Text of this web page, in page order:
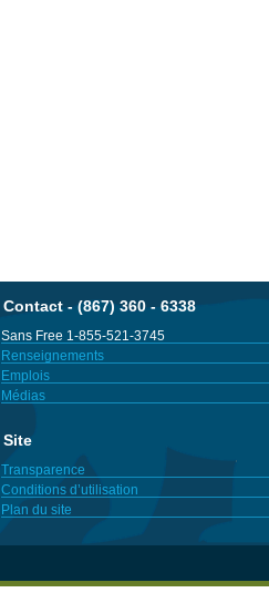
Contact - (867) 360 - 6338
Sans Free 1-855-521-3745
Renseignements
Emplois
Médias
Site
Transparence
Conditions d’utilisation
Plan du site